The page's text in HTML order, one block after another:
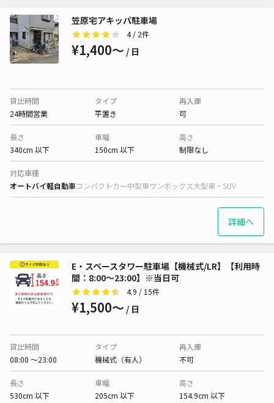
笠原宅アキッパ駐車場
4/ 2件
¥1,400〜 / 日
貸出時間
24時間営業
タイプ
平置き
再入庫
可
長さ
340cm 以下
車幅
150cm 以下
高さ
制限なし
対応車種
オートバイ軽自動車コンパクトカー中型車ワンボックス大型車・SUV
詳細へ
E・スペースタワー駐車場【機械式/LR】【利用時
間：8:00～23:00】※当日可
4.9 / 15件
¥1,500〜 / 日
貸出時間
08:00 〜23:00
タイプ
機械式（有人）
再入庫
不可
長さ
530cm 以下
車幅
205cm 以下
高さ
154.9cm 以下